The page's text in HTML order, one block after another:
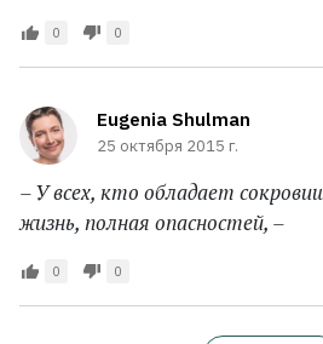
0 0
Eugenia Shulman
25 октября 2015 г.
– У всех, кто обладает
жизнь, полная опасностей, –
0 0